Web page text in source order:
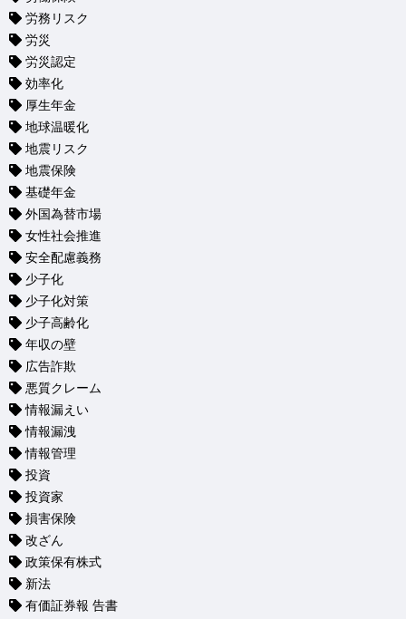
労務リスク
労災
労災認定
効率化
厚生年金
地球温暖化
地震リスク
地震保険
基礎年金
外国為替市場
女性社会推進
安全配慮義務
少子化
少子化対策
少子高齢化
年収の壁
広告詐欺
悪質クレーム
情報漏えい
情報漏洩
情報管理
投資
投資家
損害保険
改ざん
政策保有株式
新法
有価証券報 告書